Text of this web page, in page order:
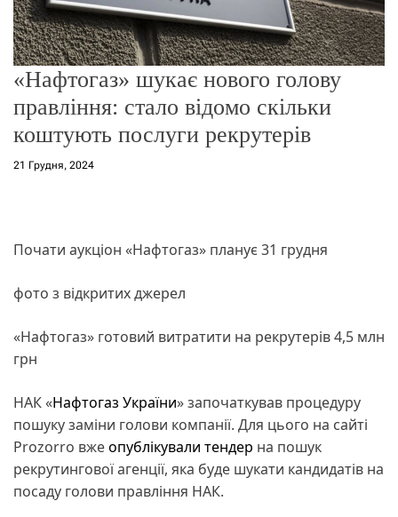
«Нафтогаз» шукає нового голову
правління: стало відомо скільки
коштують послуги рекрутерів
21 Грудня, 2024
Почати аукціон «Нафтогаз» планує 31 грудня
фото з відкритих джерел
«Нафтогаз» готовий витратити на рекрутерів 4,5 млн
грн
НАК «Нафтогаз України» започаткував процедуру
пошуку заміни голови компанії. Для цього на сайті
Prozorro вжеопублікували тендер на пошук
рекрутингової агенції, яка буде шукати кандидатів на
посаду голови правління НАК.